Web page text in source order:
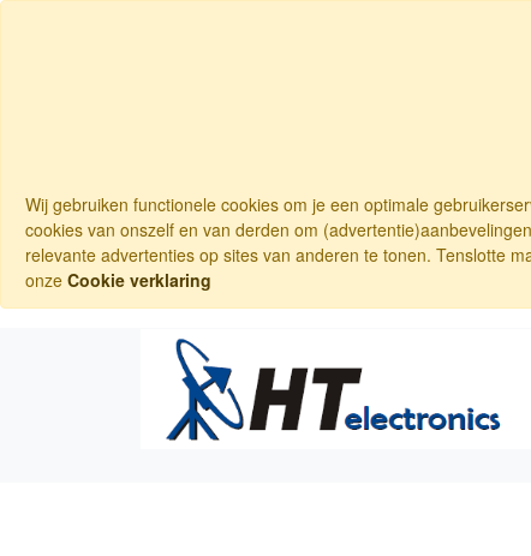
Wij gebruiken functionele cookies om je een optimale
cookies van onszelf en van derden om
relevante advertenties op sites van anderen te tonen. Tenslotte
onze Cookie verklaring